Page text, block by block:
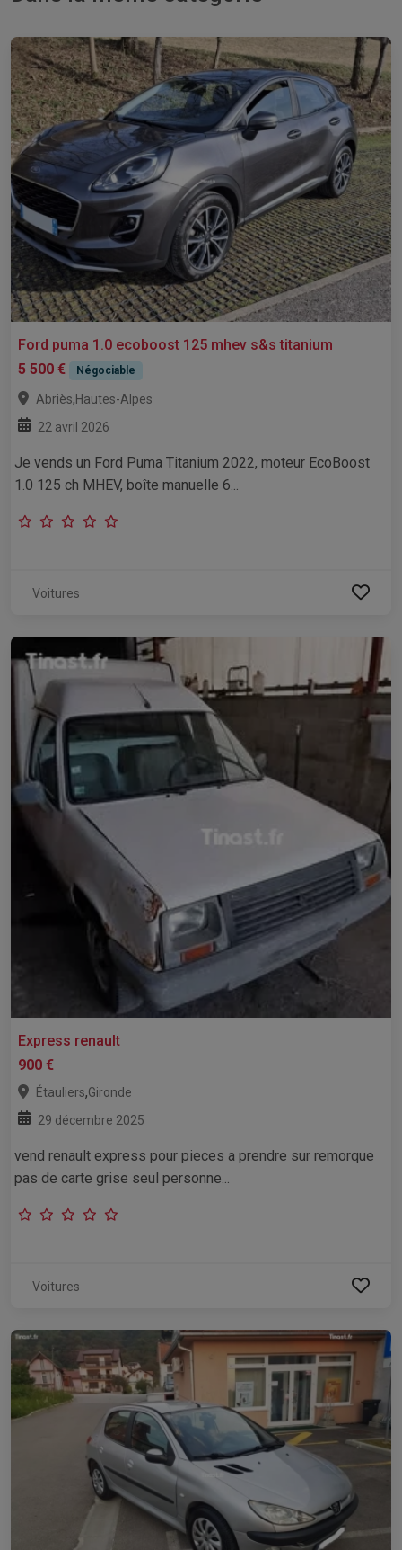
Ford puma 1.0 ecoboost 125 mhev s&s titanium
5 500 €
Négociable
Abriès,Hautes-Alpes
22 avril 2026
Je vends un Ford Puma Titanium 2022, moteur EcoBoost
1.0 125 ch MHEV, boîte manuelle 6...
Voitures
Express renault
900 €
Étauliers,Gironde
29 décembre 2025
vend renault express pour pieces a prendre sur remorque
pas de carte grise seul personne...
Voitures